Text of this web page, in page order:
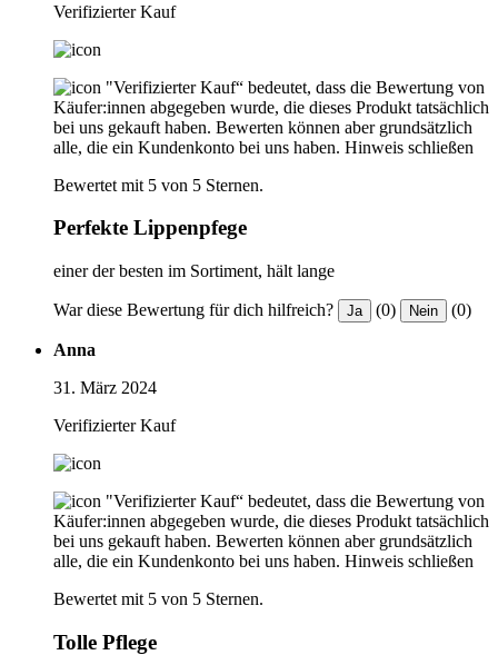
Verifizierter Kauf
"Verifizierter Kauf“ bedeutet, dass die Bewertung von
Käufer:innen abgegeben wurde, die dieses Produkt tatsächlich
bei uns gekauft haben. Bewerten können aber grundsätzlich
alle, die ein Kundenkonto bei uns haben. Hinweis schließen
Bewertet mit 5 von 5 Sternen.
Perfekte Lippenpfege
einer der besten im Sortiment, hält lange
War diese Bewertung für dich hilfreich? Ja (0) Nein (0)
Anna
31. März 2024
Verifizierter Kauf
"Verifizierter Kauf“ bedeutet, dass die Bewertung von
Käufer:innen abgegeben wurde, die dieses Produkt tatsächlich
bei uns gekauft haben. Bewerten können aber grundsätzlich
alle, die ein Kundenkonto bei uns haben. Hinweis schließen
Bewertet mit 5 von 5 Sternen.
Tolle Pflege